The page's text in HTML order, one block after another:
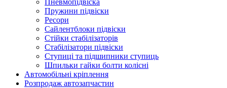
Пневмопідвіска
Пружини підвіски
Ресори
Сайлентблоки підвіски
Стійки стабілізаторів
Стабілізатори підвіски
Ступиці та підшипники ступиць
Шпильки гайки болти колісні
Автомобільні кріплення
Розпродаж автозапчастин